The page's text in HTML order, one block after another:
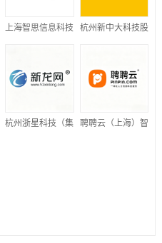
上海智思信息科技 杭州新中大科技股
杭州浙星科技（集 聘聘云（上海）智